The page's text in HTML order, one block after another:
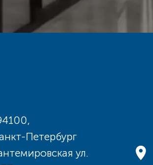
Петербург
ул.